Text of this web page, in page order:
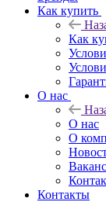
Как купить
Как
О нас
О нас
О
Контакты